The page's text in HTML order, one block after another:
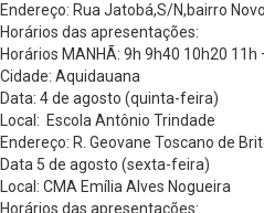
Endereço: Rua Jatobá,S/N,bairro
Horários das apresentações:
Horários MANHÃ: 9h 9h40 10h20
Cidade: Aquidauana
Data: 4 de agosto (quinta-feira)
Local: Escola Antônio Trindade
Endereço: R. Geovane Toscano de
Data 5 de agosto (sexta-feira)
Local: CMA Emília Alves Nogueira
Horários das apresentações: